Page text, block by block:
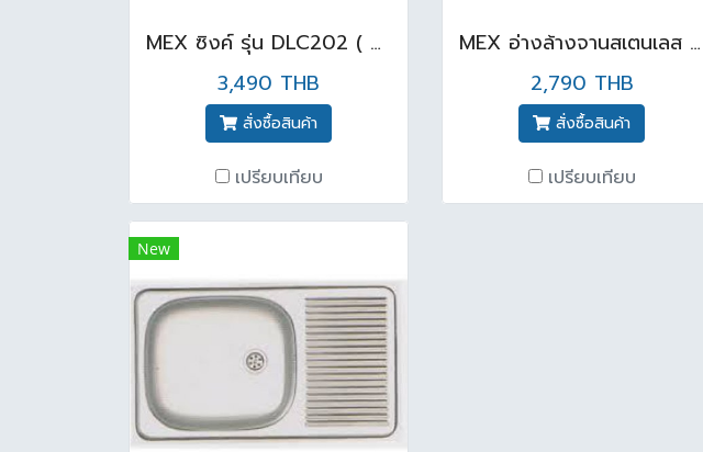
MEX ซิงค์ รุ่น DLC202 ( 2 หลุม 1 ที่พักจาน )
3,490 THB
สั่งซื้อสินค้า
เปรียบเทียบ
MEX อ่างล้างจานสเตนเลส 1 หลุม พร้อมขาตั้ง รุ่น PSB55ML + ก๊อกน้ำเย็น
2,790 THB
สั่งซื้อสินค้า
เปรียบเทียบ
New